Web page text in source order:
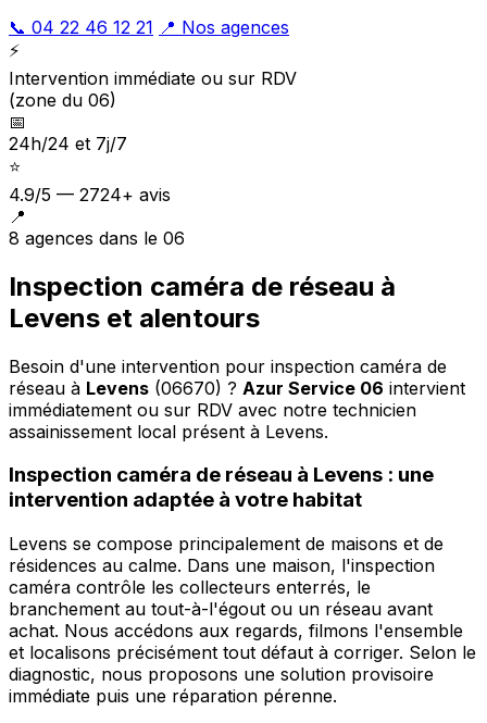
📞 04 22 46 12 21 📍 Nos agences
⚡
Intervention immédiate ou sur RDV
(zone du 06)
📅
24h/24 et 7j/7
⭐
4.9/5 — 2724+ avis
📍
8 agences dans le 06
Inspection caméra de réseau à
Levens et alentours
Besoin d'une intervention pour inspection caméra de
réseau à Levens (06670) ? Azur Service 06 intervient
immédiatement ou sur RDV avec notre technicien
assainissement local présent à Levens.
Inspection caméra de réseau à Levens : une
intervention adaptée à votre habitat
Levens se compose principalement de maisons et de
résidences au calme. Dans une maison, l'inspection
caméra contrôle les collecteurs enterrés, le
branchement au tout-à-l'égout ou un réseau avant
achat. Nous accédons aux regards, filmons l'ensemble
et localisons précisément tout défaut à corriger. Selon le
diagnostic, nous proposons une solution provisoire
immédiate puis une réparation pérenne.